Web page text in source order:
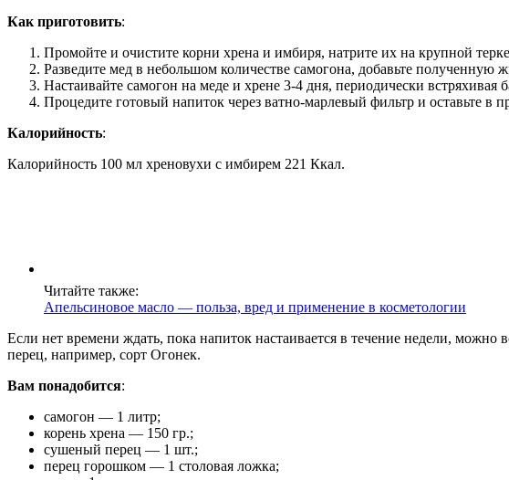
Как приготовить:
Промойте и очистите корни хрена и имбиря, натрите их на крупной
Разведите мед в небольшом количестве самогона, добавьте полученную
Настаивайте самогон на меде и хрене 3-4 дня, периодически встряхивая
Процедите готовый напиток через ватно-марлевый фильтр и оставьте в
Калорийность:
Калорийность 100 мл хреновухи с имбирем 221 Ккал.
Читайте также:
Апельсиновое масло — польза, вред и применение в косметологии
Если нет времени ждать, пока напиток настаивается в течение недели,
перец, например, сорт Огонек.
Вам понадобится:
самогон — 1 литр;
корень хрена — 150 гр.;
сушеный перец — 1 шт.;
перец горошком — 1 столовая ложка;